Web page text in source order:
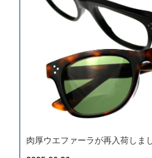
肉厚ウエファーラが再入荷しまし